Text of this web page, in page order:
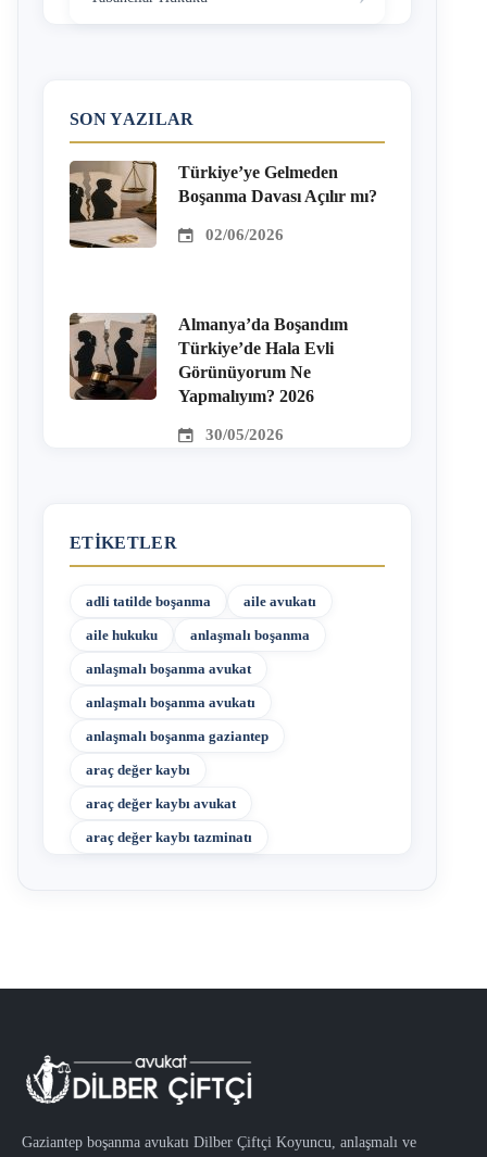
SON YAZILAR
Türkiye’ye Gelmeden
Boşanma Davası Açılır mı?
02/06/2026
Almanya’da Boşandım
Türkiye’de Hala Evli
Görünüyorum Ne
Yapmalıyım? 2026
30/05/2026
ETIKETLER
adli tatilde boşanma aile avukatı
aile hukuku anlaşmalı boşanma
anlaşmalı boşanma avukat
anlaşmalı boşanma avukatı
anlaşmalı boşanma gaziantep
araç değer kaybı
araç değer kaybı avukat
araç değer kaybı tazminatı
Gaziantep boşanma avukatı Dilber Çiftçi Koyuncu, anlaşmalı ve